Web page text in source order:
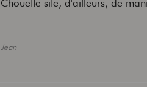
Chouette site, d'ailleurs, de
Jean